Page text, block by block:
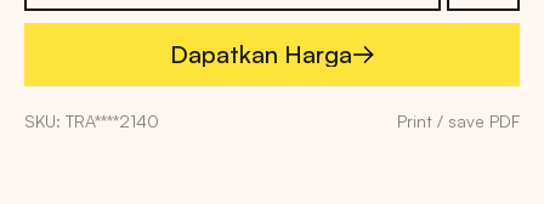
Dapatkan Harga
Dapatkan Harga
SKU: TRA****2140 Print / save PDF